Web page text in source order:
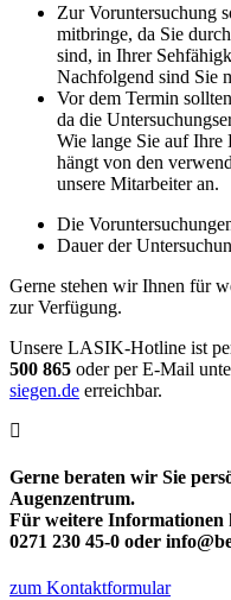
Zur Voruntersuchung
mitbringe, da Sie
sind, in Ihrer
Nachfolgend sind Sie
Vor dem Termin
da die
Wie lange Sie auf Ihre
hängt von den
unsere Mitarbeiter an.
Die
Dauer der
Gerne stehen wir Ihnen für
zur Verfügung.
Unsere LASIK-Hotline ist
500 865 oder per E-Mail
siegen.de erreichbar.
Gerne beraten wir Sie
Augenzentrum.
Für weitere Informationen
0271 230 45-0 oder
zum Kontaktformular